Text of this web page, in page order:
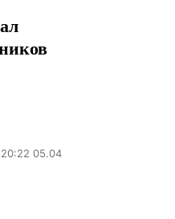
20:22 05.04